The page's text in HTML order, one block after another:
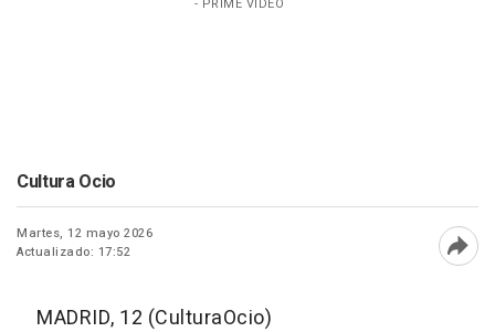
- PRIME VIDEO
Cultura Ocio
Martes, 12 mayo 2026
Actualizado: 17:52
MADRID, 12 (CulturaOcio)